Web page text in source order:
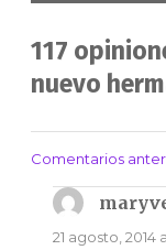
117
nuevo
Navegación
de
comentarios
Comentarios
21 agosto, 2014